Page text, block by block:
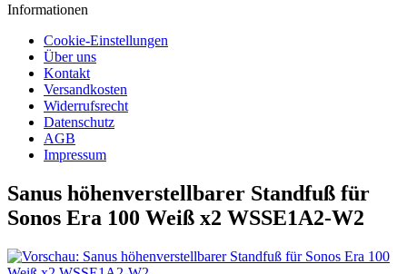
Informationen
Cookie-Einstellungen
Über uns
Kontakt
Versandkosten
Widerrufsrecht
Datenschutz
AGB
Impressum
Sanus höhenverstellbarer Standfuß für
Sonos Era 100 Weiß x2 WSSE1A2-W2